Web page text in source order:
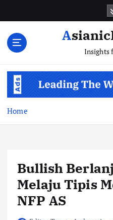
Insights
Home
Bullish
Melaju Tipis
NFP AS